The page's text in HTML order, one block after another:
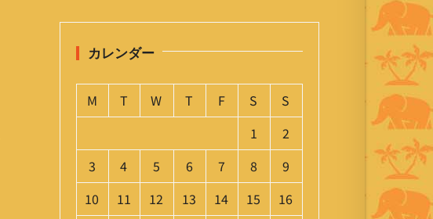
カレンダー
M T W T F S
S
1
2
3
4 5 6 7 8
9
10
11 12 13 14 15
16